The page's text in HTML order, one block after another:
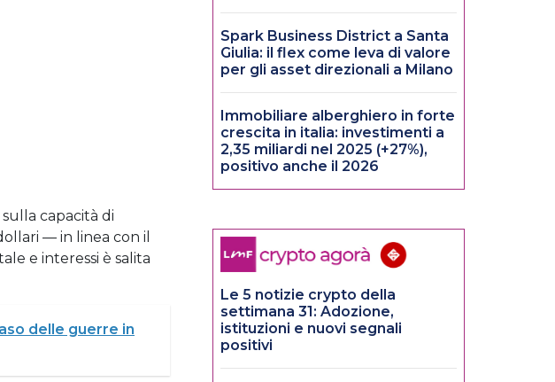
capacità di
— in linea con il
e interessi è salita
delle guerre in
Spark Business District a Santa
Giulia: il flex come leva di valore
per gli asset direzionali a Milano
Immobiliare alberghiero in forte
crescita in italia: investimenti a
2,35 miliardi nel 2025 (+27%),
positivo anche il 2026
Le 5 notizie crypto della
settimana 31: Adozione,
istituzioni e nuovi segnali
positivi